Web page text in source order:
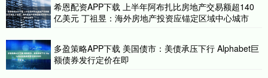
希恩配资APP下载 上半年阿布扎比房地产交易额超140
亿美元 丁祖昱：海外房地产投资应锚定区域中心城市
多盈策略APP下载 美国债市：美债承压下行 Alphabet巨
额债券发行定价在即